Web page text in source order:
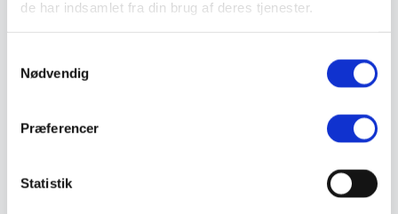
de har indsamlet fra din brug af deres tjenester.
Nødvendig
Præferencer
Statistik
Sundhedsmiljø
Luftrenser